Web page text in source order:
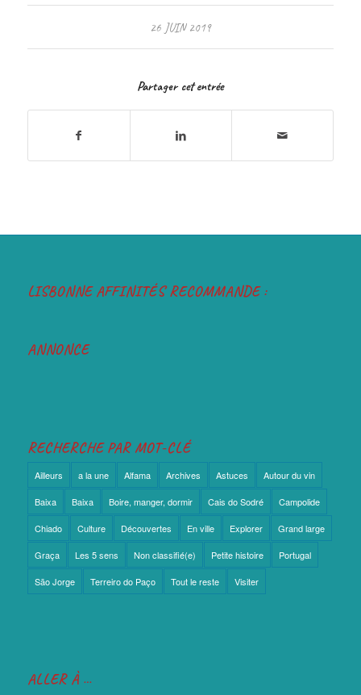
26 JUIN 2019
Partager cet entrée
LISBONNE AFFINITÉS RECOMMANDE :
ANNONCE
RECHERCHE PAR MOT-CLÉ
Ailleurs a la une Alfama Archives Astuces Autour du vin
Baixa Baixa Boire, manger, dormir Cais do Sodré Campolide
Chiado Culture Découvertes En ville Explorer Grand large
Graça Les 5 sens Non classifié(e) Petite histoire Portugal
São Jorge Terreiro do Paço Tout le reste Visiter
ALLER À …